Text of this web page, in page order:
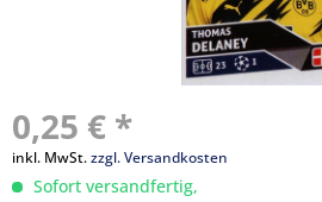
0,25 € *
inkl. MwSt.zzgl. Versandkosten
Sofort versandfertig,